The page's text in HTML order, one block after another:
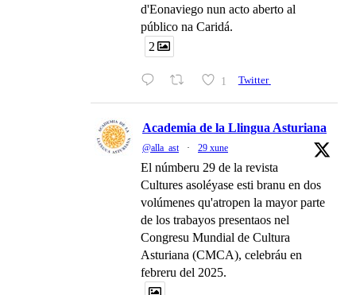
d'Eonaviego nun acto aberto al
público na Caridá.
2
1 Twitter
Academia de la Llingua Asturiana
@alla_ast · 29 xune
El númberu 29 de la revista
Cultures asoléyase esti branu en dos
volúmenes qu'atropen la mayor parte
de los trabayos presentaos nel
Congresu Mundial de Cultura
Asturiana (CMCA), celebráu en
febreru del 2025.